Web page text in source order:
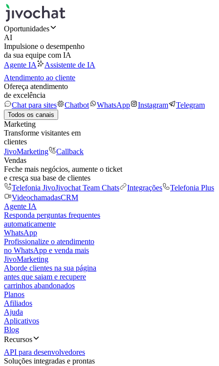
Oportunidades
AI
Impulsione o desempenho
da sua equipe com IA
Agente IA
Assistente de IA
Atendimento ao cliente
Ofereça atendimento
de excelência
Chat para sites
Chatbot WhatsApp Instagram Telegram
Todos os canais
Marketing
Transforme visitantes em
clientes
JivoMarketing
Callback
Vendas
Feche mais negócios, aumente o ticket
e cresça sua base de clientes
Telefonia JivoJivochat Team Chats Integrações
Telefonia Plus
VideochamadasCRM
Agente IA
Responda perguntas frequentes
automaticamente
WhatsApp
Profissionalize o atendimento
no WhatsApp e venda mais
JivoMarketing
Aborde clientes na sua página
antes que saiam e recupere
carrinhos abandonados
Planos
Afiliados
Ajuda
Aplicativos
Blog
Recursos
API para desenvolvedores
Soluções integradas e prontas